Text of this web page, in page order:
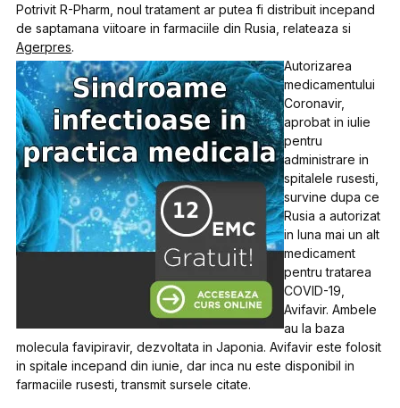
Potrivit R-Pharm, noul tratament ar putea fi distribuit incepand
de saptamana viitoare in farmaciile din Rusia, relateaza si
Agerpres.
Autorizarea
medicamentului
Coronavir,
aprobat in iulie
pentru
administrare in
spitalele rusesti,
survine dupa ce
Rusia a autorizat
in luna mai un alt
medicament
pentru tratarea
COVID-19,
Avifavir. Ambele
au la baza
molecula favipiravir, dezvoltata in Japonia. Avifavir este folosit
in spitale incepand din iunie, dar inca nu este disponibil in
farmaciile rusesti, transmit sursele citate.